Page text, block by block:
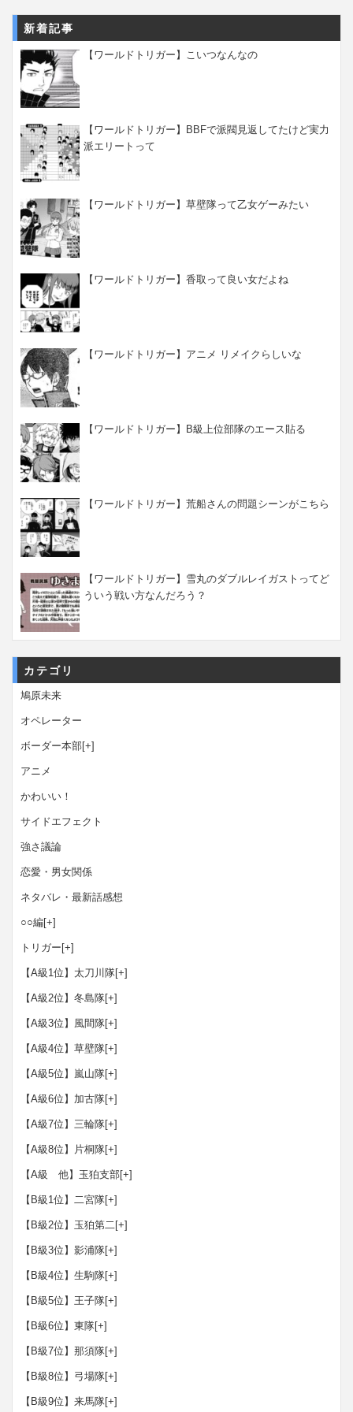
新着記事
【ワールドトリガー】こいつなんなの
【ワールドトリガー】BBFで派閥見返してたけど実力
派エリートって
【ワールドトリガー】草壁隊って乙女ゲーみたい
【ワールドトリガー】香取って良い女だよね
【ワールドトリガー】アニメ リメイクらしいな
【ワールドトリガー】B級上位部隊のエース貼る
【ワールドトリガー】荒船さんの問題シーンがこちら
【ワールドトリガー】雪丸のダブルレイガストってど
ういう戦い方なんだろう？
カテゴリ
鳩原未来
オペレーター
ボーダー本部[+]
アニメ
かわいい！
サイドエフェクト
強さ議論
恋愛・男女関係
ネタバレ・最新話感想
○○編[+]
トリガー [+]
【A級1位】太刀川隊[+]
【A級2位】冬島隊[+]
【A級3位】風間隊[+]
【A級4位】草壁隊[+]
【A級5位】嵐山隊[+]
【A級6位】加古隊[+]
【A級7位】三輪隊[+]
【A級8位】片桐隊[+]
【A級 他】玉狛支部[+]
【B級1位】二宮隊[+]
【B級2位】玉狛第二[+]
【B級3位】影浦隊[+]
【B級4位】生駒隊[+]
【B級5位】王子隊[+]
【B級6位】東隊[+]
【B級7位】那須隊[+]
【B級8位】弓場隊[+]
【B級9位】来馬隊[+]